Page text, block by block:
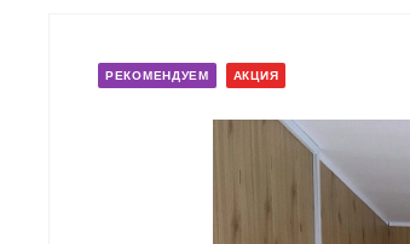
РЕКОМЕНДУЕМ АКЦИЯ